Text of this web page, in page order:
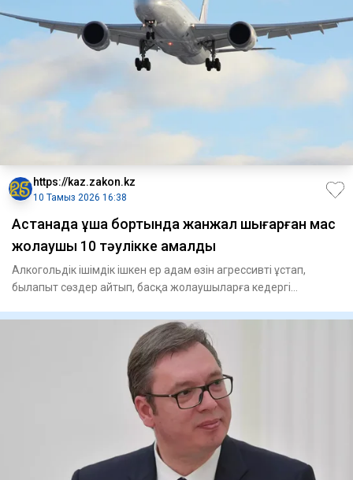
https://kaz.zakon.kz
10 Тамыз 2026 16:38
Астанада ұшақ бортында жанжал шығарған мас
жолаушы 10 тәулікке қамалды
Алкогольдік ішімдік ішкен ер адам өзін агрессивті ұстап,
былапыт сөздер айтып, басқа жолаушыларға кедергі